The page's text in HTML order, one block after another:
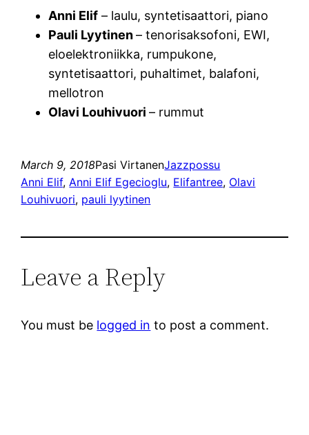
Anni Elif – laulu, syntetisaattori, piano
Pauli Lyytinen– tenorisaksofoni, EWI,
eloelektroniikka, rumpukone,
syntetisaattori, puhaltimet, balafoni,
mellotron
Olavi Louhivuori– rummut
March 9, 2018Pasi VirtanenJazzpossu
Anni Elif, Anni Elif Egecioglu, Elifantree, Olavi
Louhivuori, pauli lyytinen
Leave a Reply
You must be logged in to post a comment.